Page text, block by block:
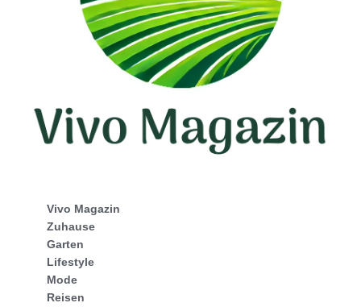
Vivo Magazin
Zuhause
Garten
Lifestyle
Mode
Reisen